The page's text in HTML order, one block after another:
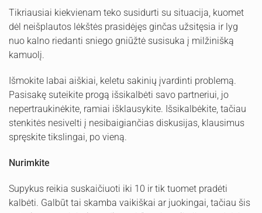
Tikriausiai kiekvienam teko susidurti su situacija, kuomet
dėl neišplautos lėkštės prasidėjęs ginčas užsitęsia ir lyg
nuo kalno riedanti sniego gniūžtė susisuka į milžinišką
kamuolį.
Išmokite labai aiškiai, keletu sakinių įvardinti problemą.
Pasisakę suteikite progą išsikalbėti savo partneriui, jo
nepertraukinėkite, ramiai išklausykite. Išsikalbėkite, tačiau
stenkitės nesivelti į nesibaigiančias diskusijas, klausimus
spręskite tikslingai, po vieną.
Nurimkite
Supykus reikia suskaičiuoti iki 10 ir tik tuomet pradėti
kalbėti. Galbūt tai skamba vaikiškai ar juokingai, tačiau šis